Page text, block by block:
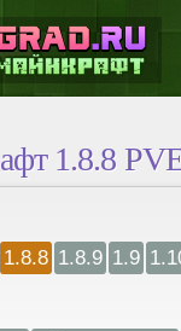
1.8.8
1.8.8 1.8.9 1.9